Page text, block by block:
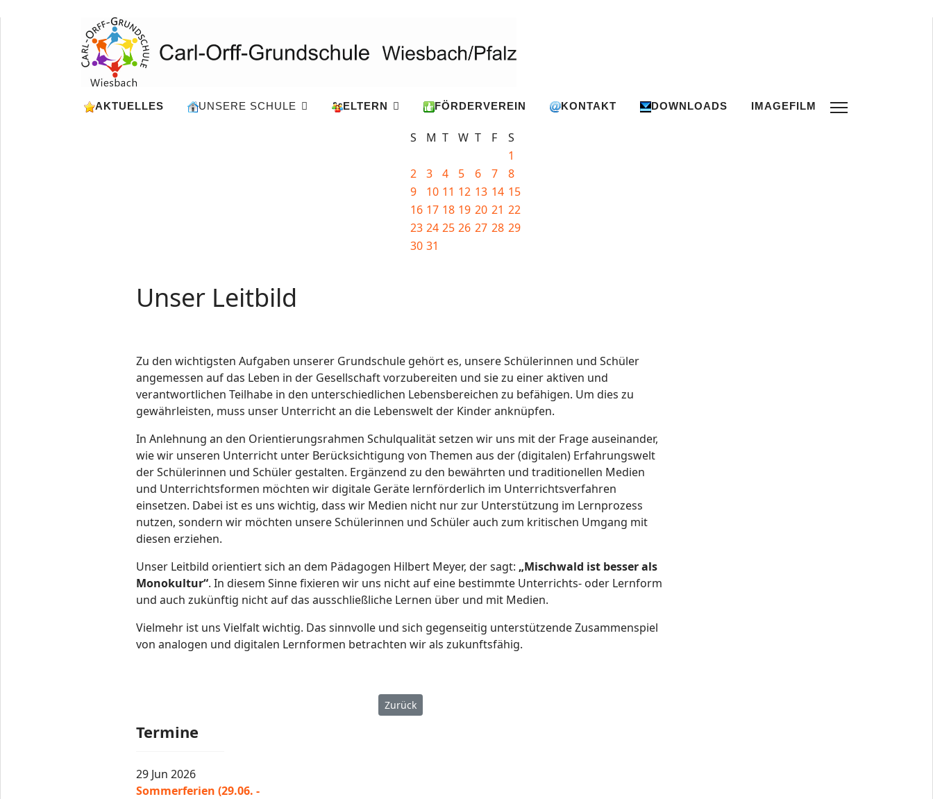
AKTUELLES UNSERE SCHULE ELTERN FÖRDERVEREIN KONTAKT DOWNLOADS IMAGEFILM
S M T W T F
S
1
2
3 4 5 6 7
8
9
10 11 12 13 14 15
16 17 18 19 20 21 22
23 24 25 26 27 28 29
30 31
Unser Leitbild
Zu den wichtigsten Aufgaben unserer Grundschule gehört es, unsere Schülerinnen und Schüler
angemessen auf das Leben in der Gesellschaft vorzubereiten und sie zu einer aktiven und
verantwortlichen Teilhabe in den unterschiedlichen Lebensbereichen zu befähigen. Um dies zu
gewährleisten, muss unser Unterricht an die Lebenswelt der Kinder anknüpfen.
In Anlehnung an den Orientierungsrahmen Schulqualität setzen wir uns mit der Frage auseinander,
wie wir unseren Unterricht unter Berücksichtigung von Themen aus der (digitalen) Erfahrungswelt
der Schülerinnen und Schüler gestalten. Ergänzend zu den bewährten und traditionellen Medien
und Unterrichtsformen möchten wir digitale Geräte lernförderlich im Unterrichtsverfahren
einsetzen. Dabei ist es uns wichtig, dass wir Medien nicht nur zur Unterstützung im Lernprozess
nutzen, sondern wir möchten unsere Schülerinnen und Schüler auch zum kritischen Umgang mit
diesen erziehen.
Unser Leitbild orientiert sich an dem Pädagogen Hilbert Meyer, der sagt: „Mischwald ist besser als
Monokultur“. In diesem Sinne fixieren wir uns nicht auf eine bestimmte Unterrichts- oder Lernform
und auch zukünftig nicht auf das ausschließliche Lernen über und mit Medien.
Vielmehr ist uns Vielfalt wichtig. Das sinnvolle und sich gegenseitig unterstützende Zusammenspiel
von analogen und digitalen Lernformen betrachten wir als zukunftsfähig.
Vorheriger Beitrag: Schüler
Zurück
Termine
29 Jun 2026
Sommerferien (29.06. -